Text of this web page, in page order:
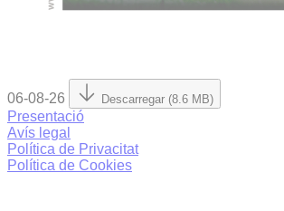
06-08-26 Descarregar (8.6 MB)
Presentació
Avís legal
Política de Privacitat
Política de Cookies